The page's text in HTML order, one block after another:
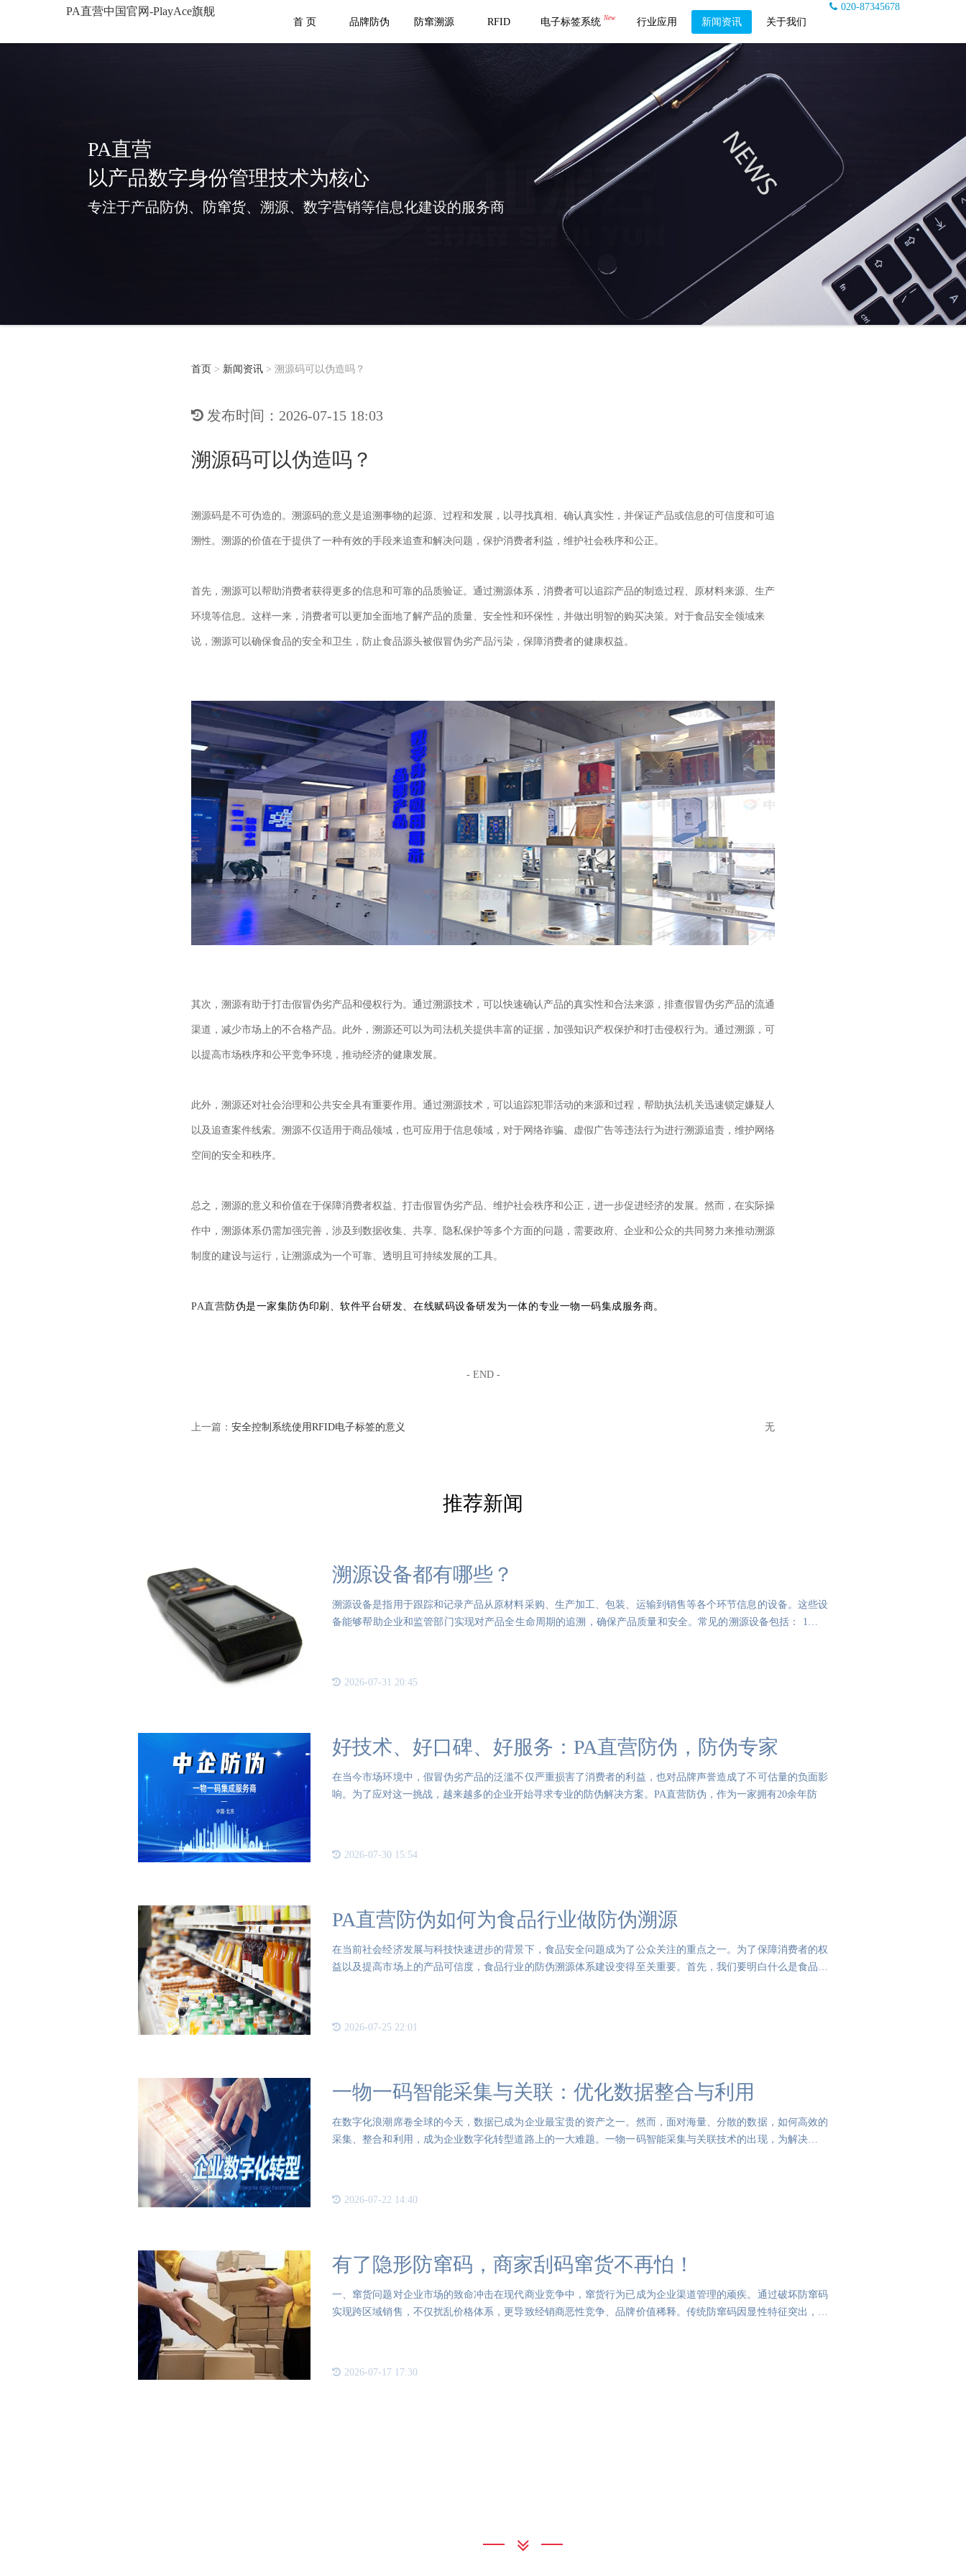
PA直营中国官网-PlayAce旗舰
020-87345678
首 页
品牌防伪 防窜溯源 RFID 电子标签系统 New 行业应用 新闻资讯 关于我们
PA直营
以产品数字身份管理技术为核心
专注于产品防伪、防窜货、溯源、数字营销等信息化建设的服务商
首页 > 新闻资讯 > 溯源码可以伪造吗？
发布时间：2026-07-15 18:03
溯源码可以伪造吗？
溯源码是不可伪造的。溯源码的意义是追溯事物的起源、过程和发展，以寻找真相、确认真实性，并保证产品或信息的可信度和可追
溯性。溯源的价值在于提供了一种有效的手段来追查和解决问题，保护消费者利益，维护社会秩序和公正。
首先，溯源可以帮助消费者获得更多的信息和可靠的品质验证。通过溯源体系，消费者可以追踪产品的制造过程、原材料来源、生产
环境等信息。这样一来，消费者可以更加全面地了解产品的质量、安全性和环保性，并做出明智的购买决策。对于食品安全领域来
说，溯源可以确保食品的安全和卫生，防止食品源头被假冒伪劣产品污染，保障消费者的健康权益。
其次，溯源有助于打击假冒伪劣产品和侵权行为。通过溯源技术，可以快速确认产品的真实性和合法来源，排查假冒伪劣产品的流通
渠道，减少市场上的不合格产品。此外，溯源还可以为司法机关提供丰富的证据，加强知识产权保护和打击侵权行为。通过溯源，可
以提高市场秩序和公平竞争环境，推动经济的健康发展。
此外，溯源还对社会治理和公共安全具有重要作用。通过溯源技术，可以追踪犯罪活动的来源和过程，帮助执法机关迅速锁定嫌疑人
以及追查案件线索。溯源不仅适用于商品领域，也可应用于信息领域，对于网络诈骗、虚假广告等违法行为进行溯源追责，维护网络
空间的安全和秩序。
总之，溯源的意义和价值在于保障消费者权益、打击假冒伪劣产品、维护社会秩序和公正，进一步促进经济的发展。然而，在实际操
作中，溯源体系仍需加强完善，涉及到数据收集、共享、隐私保护等多个方面的问题，需要政府、企业和公众的共同努力来推动溯源
制度的建设与运行，让溯源成为一个可靠、透明且可持续发展的工具。
PA直营防伪是一家集防伪印刷、软件平台研发、在线赋码设备研发为一体的专业一物一码集成服务商。
- END -
上一篇： 安全控制系统使用RFID电子标签的意义 无
推荐新闻
溯源设备都有哪些？
溯源设备是指用于跟踪和记录产品从原材料采购、生产加工、包装、运输到销售等各个环节信息的设备。这些设
备能够帮助企业和监管部门实现对产品全生命周期的追溯，确保产品质量和安全。常见的溯源设备包括： 1、条
2026-07-31 20:45
好技术、好口碑、好服务：PA直营防伪，防伪专家
在当今市场环境中，假冒伪劣产品的泛滥不仅严重损害了消费者的利益，也对品牌声誉造成了不可估量的负面影
响。为了应对这一挑战，越来越多的企业开始寻求专业的防伪解决方案。PA直营防伪，作为一家拥有20余年防
2026-07-30 15:54
PA直营防伪如何为食品行业做防伪溯源
在当前社会经济发展与科技快速进步的背景下，食品安全问题成为了公众关注的重点之一。为了保障消费者的权
益以及提高市场上的产品可信度，食品行业的防伪溯源体系建设变得至关重要。首先，我们要明白什么是食品的
2026-07-25 22:01
一物一码智能采集与关联：优化数据整合与利用
在数字化浪潮席卷全球的今天，数据已成为企业最宝贵的资产之一。然而，面对海量、分散的数据，如何高效的
采集、整合和利用，成为企业数字化转型道路上的一大难题。一物一码智能采集与关联技术的出现，为解决这一
2026-07-22 14:40
有了隐形防窜码，商家刮码窜货不再怕！
一、窜货问题对企业市场的致命冲击在现代商业竞争中，窜货行为已成为企业渠道管理的顽疾。通过破坏防窜码
实现跨区域销售，不仅扰乱价格体系，更导致经销商恶性竞争、品牌价值稀释。传统防窜码因显性特征突出，常
2026-07-17 17:30